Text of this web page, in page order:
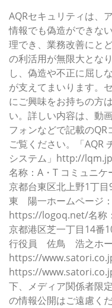
AQRセキュリティは、
情報でも偽造ができな
理でき、業務改善にと
の利活用が無限大とな
し、偽造や不正に屈し
が支えてまいります。
にご興味をお持ちの方
い。詳しい内容は、動
フォンなどで記載の
ご覧ください。「AQR
システム」http://
名称：A・T コミュニ
京都台東区北上野1丁
東 陽一ホームページ
https://logoq.net/名称
京都港区芝一丁目14
行役員 佐鳥 浩之ホー
https://
https://
下、メディア関係者限
の情報公開はご遠慮くだ